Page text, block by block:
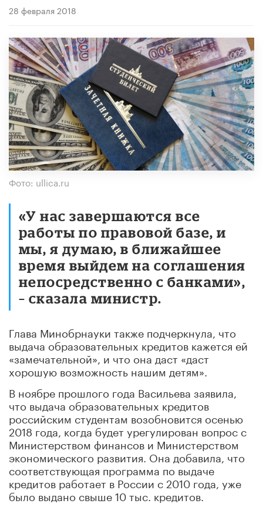
28 февраля 2018
Фото: ullica.ru
«У нас завершаются все
работы по правовой базе, и
мы, я думаю, в ближайшее
время выйдем на соглашения
непосредственно с банками»,
– сказала министр.
Глава Минобрнауки также подчеркнула, что
выдача образовательных кредитов кажется ей
«замечательной», и что она даст «даст
хорошую возможность нашим детям».
В ноябре прошлого года Васильева заявила,
что выдача образовательных кредитов
российским студентам возобновится осенью
2018 года, когда будет урегулирован вопрос с
Министерством финансов и Министерством
экономического развития. Она добавила, что
соответствующая программа по выдаче
кредитов работает в России с 2010 года, уже
было выдано свыше 10 тыс. кредитов.